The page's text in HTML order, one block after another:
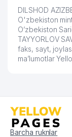
DILSHOD
O'zbekiston
O’zbekiston
TAYYORLOV
faks, sayt,
ma’lumotlar
Barcha ruknlar